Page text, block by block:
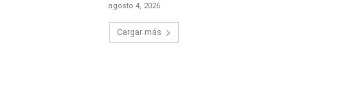
agosto 4, 2026
Cargar más